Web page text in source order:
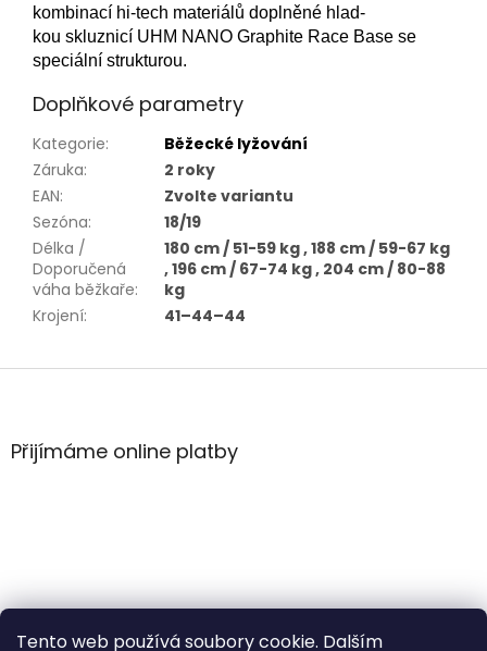
Tento web používá soubory cookie. Dalším
kombinací hi-tech materiálů doplněné hlad­
kou skluznicí UHM NANO Graphite Race Base se
speciální strukturou.
Doplňkové parametry
Kategorie:
Běžecké lyžování
Záruka:
2 roky
EAN:
Zvolte variantu
Sezóna:
18/19
Délka /
Doporučená
váha běžkaře:
180 cm / 51-59 kg , 188 cm / 59-67 kg
, 196 cm / 67-74 kg , 204 cm / 80-88
kg
Krojení: 41–44–44
Z
aPřijímáme online platby